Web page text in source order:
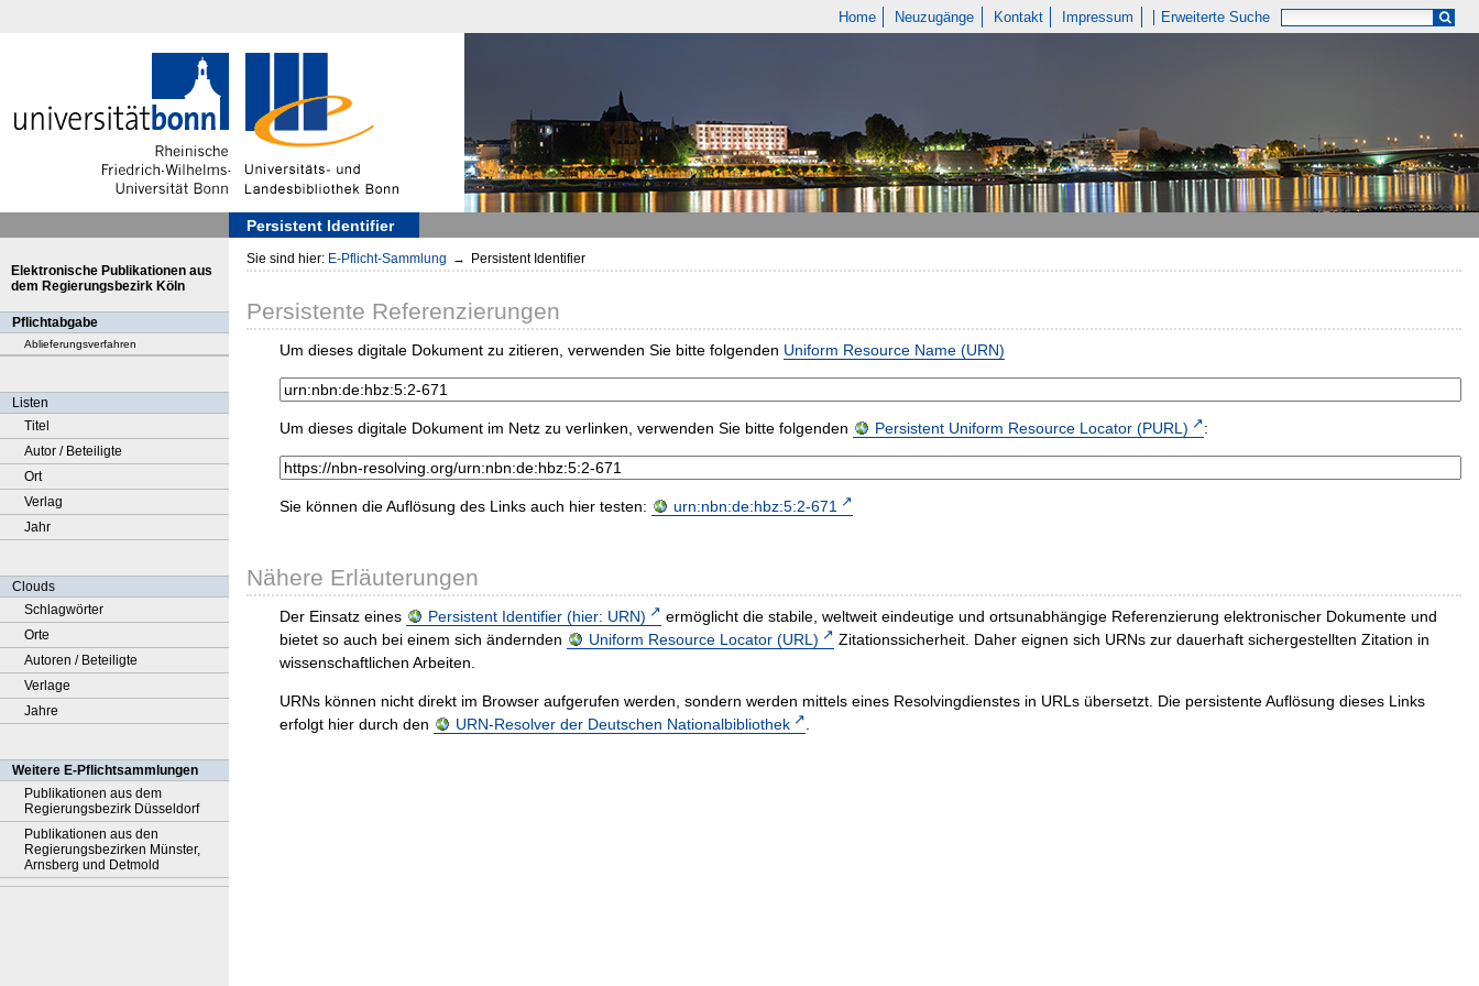
Home Neuzugänge Kontakt Impressum Erweiterte Suche
Persistent Identifier
Elektronische Publikationen aus
dem Regierungsbezirk Köln
Pflichtabgabe
Ablieferungsverfahren
Listen
Titel
Autor / Beteiligte
Ort
Verlag
Jahr
Clouds
Schlagwörter
Orte
Autoren / Beteiligte
Verlage
Jahre
Weitere E-Pflichtsammlungen
Publikationen aus dem
Regierungsbezirk Düsseldorf
Publikationen aus den
Regierungsbezirken Münster,
Arnsberg und Detmold
Sie sind hier: E-Pflicht-Sammlung → Persistent Identifier
Persistente Referenzierungen
Um dieses digitale Dokument zu zitieren, verwenden Sie bitte folgenden Uniform Resource Name (URN)
Um dieses digitale Dokument im Netz zu verlinken, verwenden Sie bitte folgenden Persistent Uniform Resource Locator (PURL) :
Sie können die Auflösung des Links auch hier testen: urn:nbn:de:hbz:5:2-671
Nähere Erläuterungen
Der Einsatz eines Persistent Identifier (hier: URN)
ermöglicht die stabile, weltweit eindeutige und ortsunabhängige Referenzierung elektronischer Dokumente und
bietet so auch bei einem sich ändernden
Uniform Resource Locator (URL)
Zitationssicherheit. Daher eignen sich URNs zur dauerhaft sichergestellten Zitation in
wissenschaftlichen Arbeiten.
URNs können nicht direkt im Browser aufgerufen werden, sondern werden mittels eines Resolvingdienstes in URLs übersetzt. Die persistente Auflösung dieses Links
erfolgt hier durch den
URN-Resolver der Deutschen Nationalbibliothek .